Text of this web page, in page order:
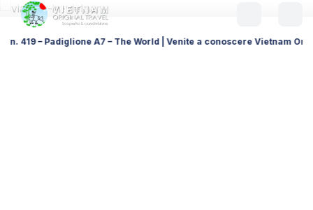
– The World | Venite a conoscere Vietnam Original Travel, il